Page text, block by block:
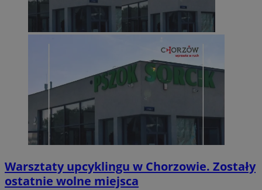
Warsztaty upcyklingu w Chorzowie. Zostały
ostatnie wolne miejsca